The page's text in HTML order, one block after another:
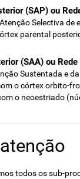
(SAP) ou
Selectiva
parental
(SAA) ou Rede
Sustentada e
o córtex orbito-
o neoestriado
todos os sub-